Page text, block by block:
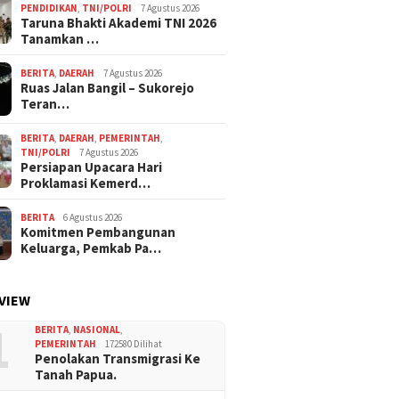
PENDIDIKAN, TNI/POLRI 7 Agustus 2026
Taruna Bhakti Akademi TNI 2026
Tanamkan …
BERITA, DAERAH 7 Agustus 2026
Ruas Jalan Bangil – Sukorejo
Teran…
BERITA, DAERAH, PEMERINTAH,
TNI/POLRI
7 Agustus 2026
Persiapan Upacara Hari
Proklamasi Kemerd…
BERITA 6 Agustus 2026
Komitmen Pembangunan
Keluarga, Pemkab Pa…
BERITA, NASIONAL,
PEMERINTAH
172580 Dilihat
Penolakan Transmigrasi Ke
Tanah Papua.